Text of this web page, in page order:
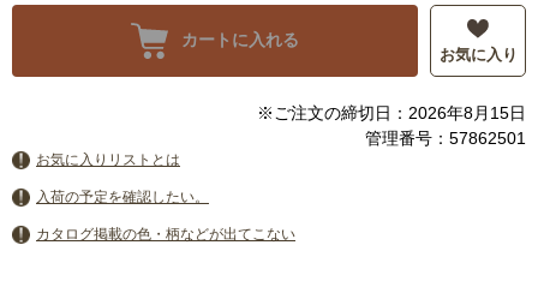
カートに入れる
お気に入り
※ご注文の締切日：2026年8月15日
管理番号：57862501
お気に入りリストとは
入荷の予定を確認したい。
カタログ掲載の色・柄などが出てこない